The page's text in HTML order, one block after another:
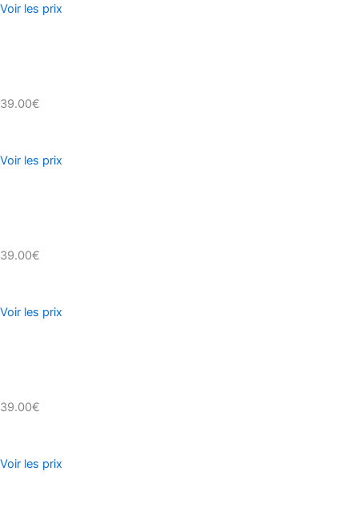
Voir les prix
39.00€
Voir les prix
39.00€
Voir les prix
39.00€
Voir les prix